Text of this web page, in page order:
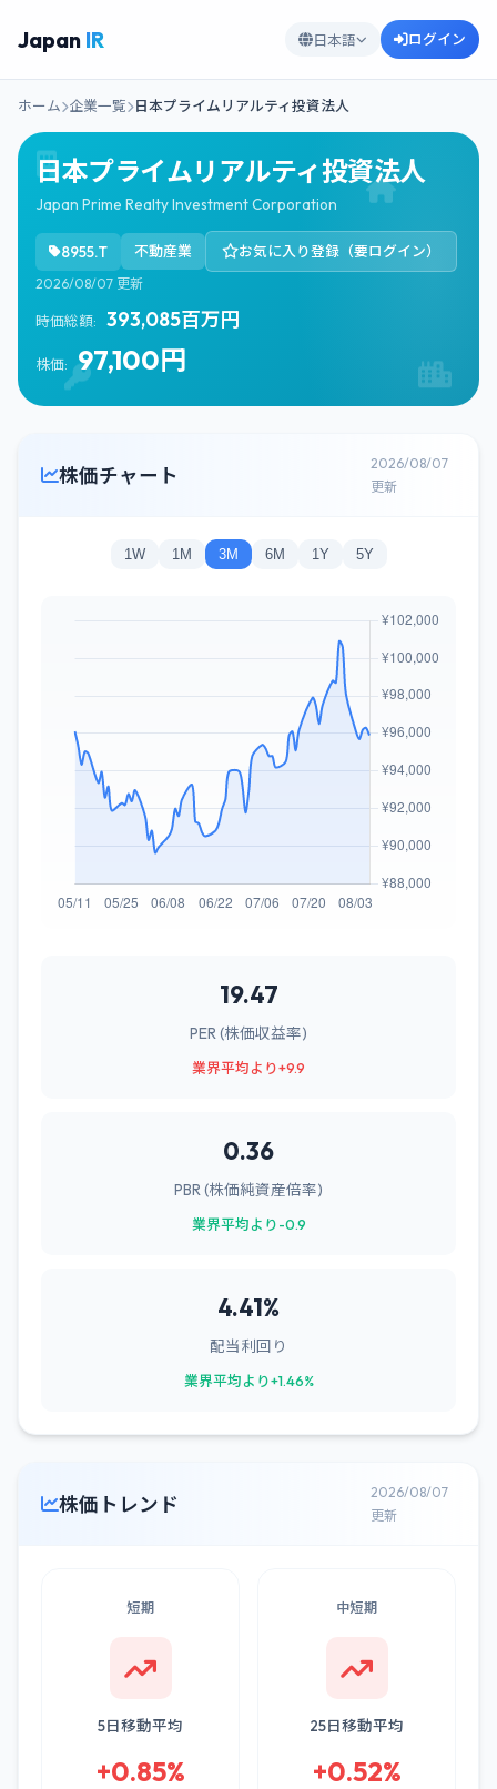
Japan IR 日本語 ログイン
ホーム 企業一覧 日本プライムリアルティ投資法人
日本プライムリアルティ投資法人
Japan Prime Realty Investment Corporation
8955.T 不動産業 お気に入り登録（要ログイン）
2026/08/07 更新
時価総額: 393,085百万円
株価: 97,100円
株価チャート
2026/08/07
更新
1W 1M 3M 6M 1Y 5Y
19.47
PER (株価収益率)
業界平均より+9.9
0.36
PBR (株価純資産倍率)
業界平均より-0.9
4.41%
配当利回り
業界平均より+1.46%
株価トレンド
2026/08/07
更新
短期
5日移動平均
+0.85%
中短期
25日移動平均
+0.52%